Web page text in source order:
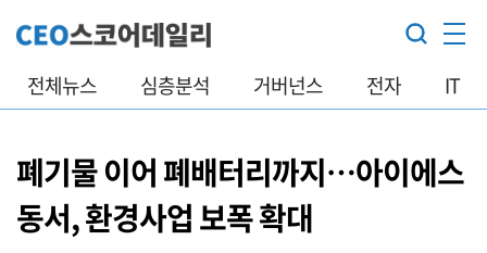
전체뉴스 심층분석 거버넌스 전자 IT
폐기물 이어 폐배터리까지…아이에스
동서, 환경사업 보폭 확대